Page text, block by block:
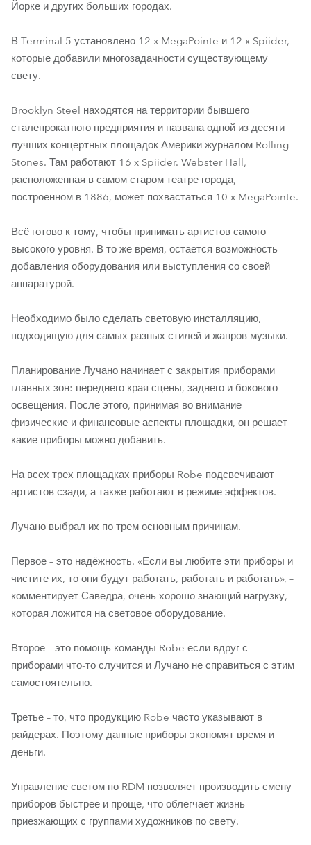
Йорке и других больших городах.
В Terminal 5 установлено 12 x MegaPointe и 12 x Spiider,
которые добавили многозадачности существующему
свету.
Brooklyn Steel находятся на территории бывшего
сталепрокатного предприятия и названа одной из десяти
лучших концертных площадок Америки журналом Rolling
Stones. Там работают 16 x Spiider. Webster Hall,
расположенная в самом старом театре города,
построенном в 1886, может похвастаться 10 x MegaPointe.
Всё готово к тому, чтобы принимать артистов самого
высокого уровня. В то же время, остается возможность
добавления оборудования или выступления со своей
аппаратурой.
Необходимо было сделать световую инсталляцию,
подходящую для самых разных стилей и жанров музыки.
Планирование Лучано начинает с закрытия приборами
главных зон: переднего края сцены, заднего и бокового
освещения. После этого, принимая во внимание
физические и финансовые аспекты площадки, он решает
какие приборы можно добавить.
На всех трех площадках приборы Robe подсвечивают
артистов сзади, а также работают в режиме эффектов.
Лучано выбрал их по трем основным причинам.
Первое – это надёжность. «Если вы любите эти приборы и
чистите их, то они будут работать, работать и работать», –
комментирует Саведра, очень хорошо знающий нагрузку,
которая ложится на световое оборудование.
Второе – это помощь команды Robe если вдруг с
приборами что-то случится и Лучано не справиться с этим
самостоятельно.
Третье – то, что продукцию Robe часто указывают в
райдерах. Поэтому данные приборы экономят время и
деньги.
Управление светом по RDM позволяет производить смену
приборов быстрее и проще, что облегчает жизнь
приезжающих с группами художников по свету.